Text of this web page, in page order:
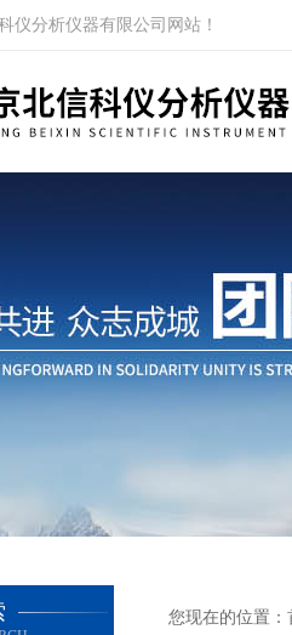
仪分析仪器有限公司网站！
您现在的位置：